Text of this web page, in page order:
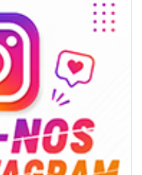
reúnem especialistas para